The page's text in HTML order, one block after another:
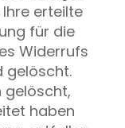
erteilte
für die
Widerrufs
gelöscht.
gelöscht,
haben